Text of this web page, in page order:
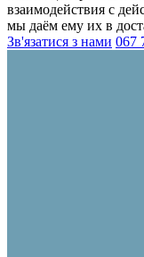
взаимодействия с
мы даём ему их в
Зв'язатися з нами 067